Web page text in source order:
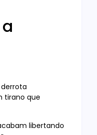
tirano que
libertando